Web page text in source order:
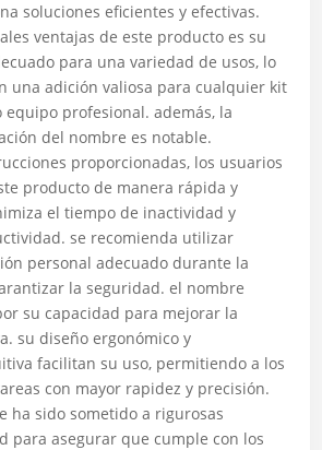
soluciones eficientes y efectivas.
ventajas de este producto es su
para una variedad de usos, lo
una adición valiosa para cualquier kit
profesional. además, la
del nombre es notable.
proporcionadas, los usuarios
producto de manera rápida y
el tiempo de inactividad y
se recomienda utilizar
personal adecuado durante la
la seguridad. el nombre
su capacidad para mejorar la
su diseño ergonómico y
facilitan su uso, permitiendo a los
con mayor rapidez y precisión.
ha sido sometido a rigurosas
para asegurar que cumple con los